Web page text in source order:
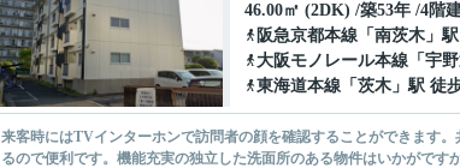
46.00㎡ (2DK) /築53年 /4階
阪急京都本線 「 南茨木 」
大阪モノレール本線 「 宇
東海道本線 「 茨木 」駅 徒
来客時にはTVインターホンで訪問者の顔を確認することができます
るので便利です。機能充実の独立した洗面所のある物件はいかがで